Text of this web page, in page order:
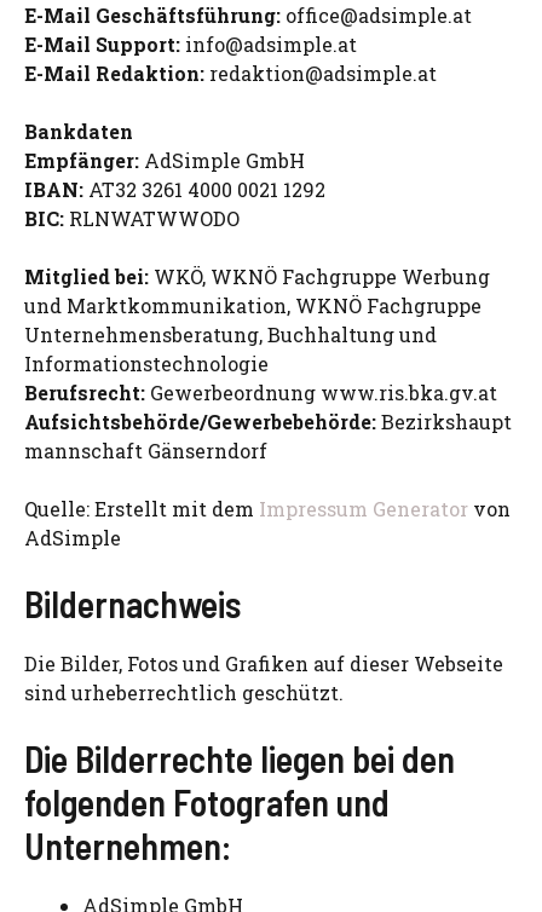
E-Mail Geschäftsführung: office@adsimple.at
E-Mail Support: info@adsimple.at
E-Mail Redaktion: redaktion@adsimple.at
Bankdaten
Empfänger: AdSimple GmbH
IBAN: AT32 3261 4000 0021 1292
BIC: RLNWATWWODO
Mitglied bei: WKÖ, WKNÖ Fachgruppe Werbung
und Marktkommunikation, WKNÖ Fachgruppe
Unternehmensberatung, Buchhaltung und
Informationstechnologie
Berufsrecht: Gewerbeordnung www.ris.bka.gv.at
Aufsichtsbehörde/Gewerbebehörde:Bezirkshaupt
mannschaft Gänserndorf
Quelle: Erstellt mit dem Impressum Generator von
AdSimple
Bildernachweis
Die Bilder, Fotos und Grafiken auf dieser Webseite
sind urheberrechtlich geschützt.
Die Bilderrechte liegen bei den
folgenden Fotografen und
Unternehmen:
AdSimple GmbH